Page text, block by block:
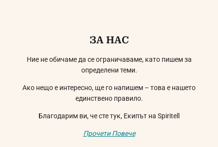
ЗА НАС
Ние не обичаме да се ограничаваме, като пишем за
определени теми.
Ако нещо е интересно, ще го напишем – това е нашето
единствено правило.
Благодарим ви, че сте тук, Екипът на Spiritell
Прочети Повече